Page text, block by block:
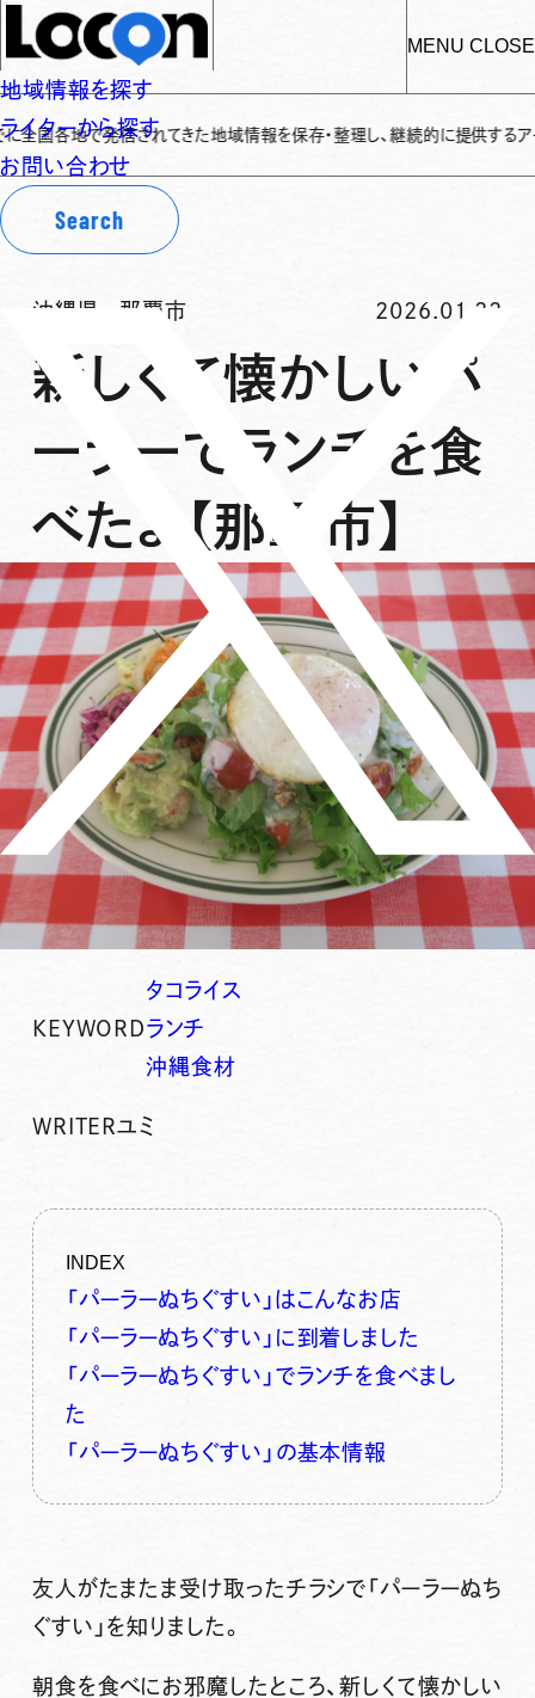
MENU CLOSE
地域情報を探す
ライターから探す
お問い合わせ
Search
発信されてきた地域情報を保存・整理し、継続的に提供するアーカイブサイ
沖縄県 那覇市 2026.01.22
新しくて懐かしいパ
ーラーでランチを食
べたよ【那覇市】
KEYWORD
タコライス
ランチ
沖縄食材
WRITERユミ
INDEX
「パーラーぬちぐすい」はこんなお店
「パーラーぬちぐすい」に到着しました
「パーラーぬちぐすい」でランチを食べまし
た
「パーラーぬちぐすい」の基本情報
友人がたまたま受け取ったチラシで 「パーラーぬち
ぐすい」 を知りました。
朝食を食べにお邪魔したところ、新しくて懐かしい